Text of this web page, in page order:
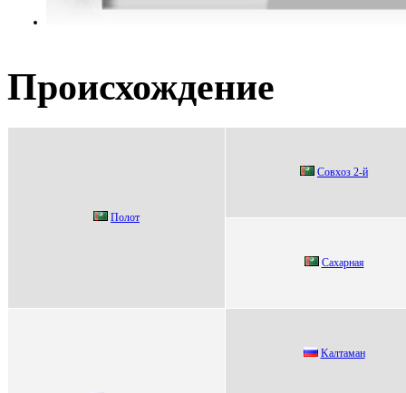
Происхождение
Пoлoт
Coвxoз 2-й
Сaхapнaя
Kaлтaмaн